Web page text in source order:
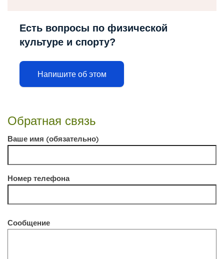
Есть вопросы по физической
культуре и спорту?
Напишите об этом
Обратная связь
Ваше имя (обязательно)
Номер телефона
Сообщение